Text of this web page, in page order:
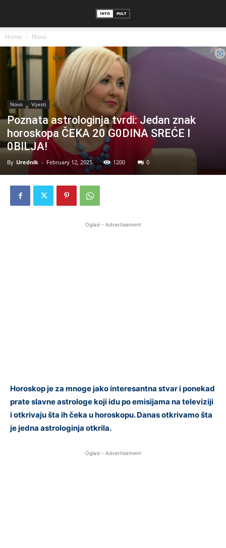
Home Novo
Novo Vijesti
Poznata astrologinja tvrdi: Jedan znak
horoskopa ČEKA 20 G0DINA SREĆE I
0BILJA!
By Urednik - February 12, 2025 1200 0
Oglasi - Advertisement
Horoskop je za mnoge jako interesantna stvar i ponekad
prate slavne astrologe koji idu po emisijama na televiziji
i otkrivaju šta ih čeka u horoskopu. Danas otkrivamo šta
je jedna astrologinja otkrila.
Oglasi - Advertisement